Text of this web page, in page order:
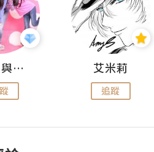
儍媽媽與兩隻小魔怪之家 艾米莉
追蹤